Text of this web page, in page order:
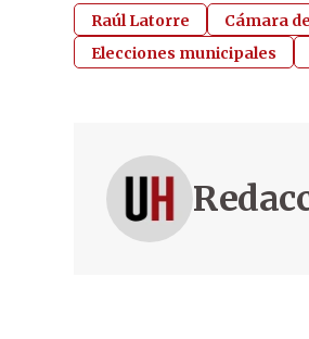
Raúl Latorre Cámara
Elecciones municipales